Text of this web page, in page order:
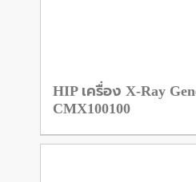
HIP เครื่อง X-Ray
CMX100100